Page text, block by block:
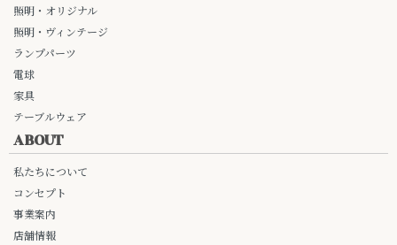
照明・オリジナル
照明・ヴィンテージ
ランプパーツ
電球
家具
テーブルウェア
ABOUT
私たちについて
コンセプト
事業案内
店舗情報